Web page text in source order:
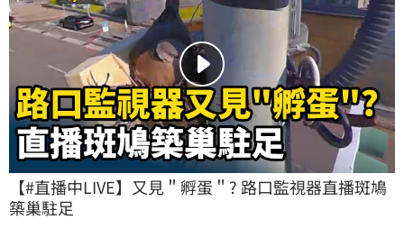
【#直播中LIVE】又見＂孵蛋＂? 路口監視器直播斑鳩
築巢駐足